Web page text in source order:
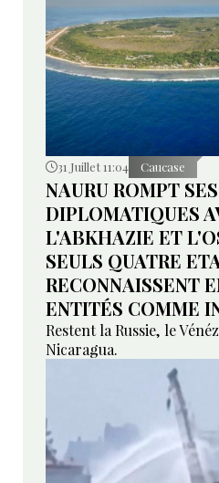
31 Juillet 11:04 Caucase
NAURU ROMPT
DIPLOMATIQUES
L'ABKHAZIE ET
SEULS QUATRE
RECONNAISSENT
ENTITÉS COMME
Restent la Russie, le
Nicaragua.